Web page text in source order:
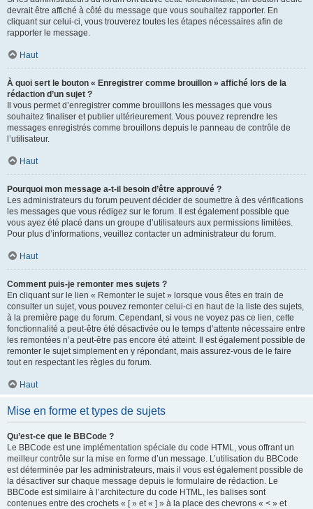
devrait être affiché à côté du message que vous souhaitez rapporter. En
cliquant sur celui-ci, vous trouverez toutes les étapes nécessaires afin de
rapporter le message.
Haut
À quoi sert le bouton « Enregistrer comme brouillon » affiché lors de la
rédaction d’un sujet ?
Il vous permet d’enregistrer comme brouillons les messages que vous
souhaitez finaliser et publier ultérieurement. Vous pouvez reprendre les
messages enregistrés comme brouillons depuis le panneau de contrôle de
l’utilisateur.
Haut
Pourquoi mon message a-t-il besoin d’être approuvé ?
Les administrateurs du forum peuvent décider de soumettre à des vérifications
les messages que vous rédigez sur le forum. Il est également possible que
vous ayez été placé dans un groupe d’utilisateurs aux permissions limitées.
Pour plus d’informations, veuillez contacter un administrateur du forum.
Haut
Comment puis-je remonter mes sujets ?
En cliquant sur le lien « Remonter le sujet » lorsque vous êtes en train de
consulter un sujet, vous pouvez remonter celui-ci en haut de la liste des sujets,
à la première page du forum. Cependant, si vous ne voyez pas ce lien, cette
fonctionnalité a peut-être été désactivée ou le temps d’attente nécessaire entre
les remontées n’a peut-être pas encore été atteint. Il est également possible de
remonter le sujet simplement en y répondant, mais assurez-vous de le faire
tout en respectant les règles du forum.
Haut
Mise en forme et types de sujets
Qu’est-ce que le BBCode ?
Le BBCode est une implémentation spéciale du code HTML, vous offrant un
meilleur contrôle sur la mise en forme d’un message. L’utilisation du BBCode
est déterminée par les administrateurs, mais il vous est également possible de
la désactiver sur chaque message depuis le formulaire de rédaction. Le
BBCode est similaire à l’architecture du code HTML, les balises sont
contenues entre des crochets « [ » et « ] » à la place des chevrons « < » et